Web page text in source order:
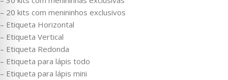
– 20 kits com menininhos exclusivos
– Etiqueta Horizontal
– Etiqueta Vertical
– Etiqueta Redonda
– Etiqueta para lápis todo
– Etiqueta para lápis mini